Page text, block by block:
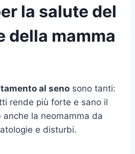
la salute del
della mamma
al seno sono tanti:
rende più forte e sano il
la neomamma da
e disturbi.